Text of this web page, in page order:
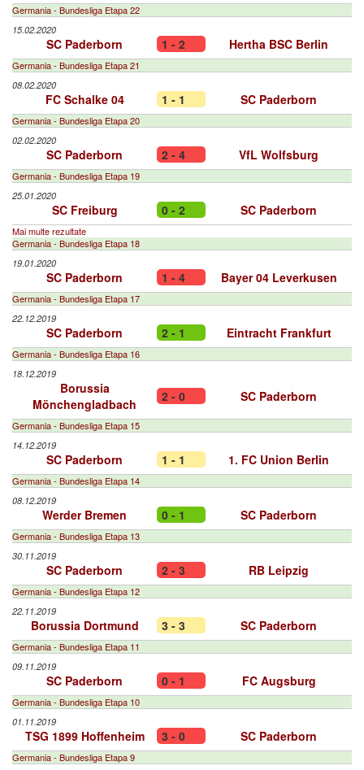
Germania - Bundesliga Etapa 22
15.02.2020
SC Paderborn 1 - 2 Hertha BSC Berlin
Germania - Bundesliga Etapa 21
08.02.2020
FC Schalke 04 1 - 1 SC Paderborn
Germania - Bundesliga Etapa 20
02.02.2020
SC Paderborn 2 - 4 VfL Wolfsburg
Germania - Bundesliga Etapa 19
25.01.2020
SC Freiburg 0 - 2 SC Paderborn
Mai multe rezultate
Germania - Bundesliga Etapa 18
19.01.2020
SC Paderborn 1 - 4 Bayer 04 Leverkusen
Germania - Bundesliga Etapa 17
22.12.2019
SC Paderborn 2 - 1 Eintracht Frankfurt
Germania - Bundesliga Etapa 16
18.12.2019
Borussia
Mönchengladbach
2 - 0 SC Paderborn
Germania - Bundesliga Etapa 15
14.12.2019
SC Paderborn 1 - 1 1. FC Union Berlin
Germania - Bundesliga Etapa 14
08.12.2019
Werder Bremen 0 - 1 SC Paderborn
Germania - Bundesliga Etapa 13
30.11.2019
SC Paderborn 2 - 3 RB Leipzig
Germania - Bundesliga Etapa 12
22.11.2019
Borussia Dortmund 3 - 3 SC Paderborn
Germania - Bundesliga Etapa 11
09.11.2019
SC Paderborn 0 - 1 FC Augsburg
Germania - Bundesliga Etapa 10
01.11.2019
TSG 1899 Hoffenheim 3 - 0 SC Paderborn
Germania - Bundesliga Etapa 9